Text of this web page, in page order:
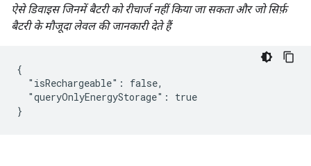
ऐसे डिवाइस जिनमें बैटरी को रीचार्ज नहीं किया जा सकता और जो सिर्फ़
बैटरी के मौजूदा लेवल की जानकारी देते हैं
{
  "isRechargeable": false,
  "queryOnlyEnergyStorage": true
}